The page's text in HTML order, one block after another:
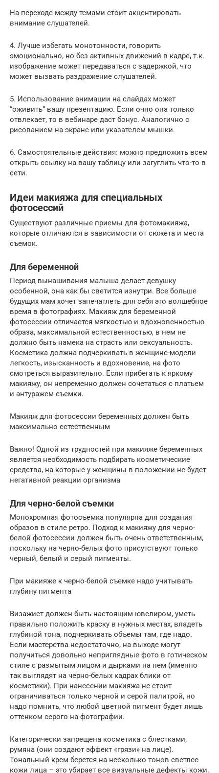
На переходе между темами стоит акцентировать
внимание слушателей.
4. Лучше избегать монотонности, говорить
эмоционально, но без активных движений в кадре, т.к.
изображение может передаваться с задержкой, что
может вызвать раздражение слушателей.
5. Использование анимации на слайдах может
“оживить” вашу презентацию. Если очно она только
отвлекает, то в вебинаре даст бонус. Аналогично с
рисованием на экране или указателем мышки.
6. Самостоятельные действия: можно предложить всем
открыть ссылку на вашу таблицу или загуглить что-то в
сети.
Идеи макияжа для специальных
фотосессий
Существуют различные приемы для фотомакияжа,
которые отличаются в зависимости от сюжета и места
съемок.
Для беременной
Период вынашивания малыша делает девушку
особенной, она как бы светится изнутри. Все больше
будущих мам хочет запечатлеть для себя это волшебное
время в фотографиях. Макияж для беременной
фотосессии отличается мягкостью и вдохновенностью
образа, максимальной естественностью, в нем не
должно быть намека на страсть или сексуальность.
Косметика должна подчеркивать в женщине-модели
легкость, изысканность и вдохновение, на фото
смотреться выразительно. Если прибегать к яркому
макияжу, он непременно должен сочетаться с платьем
и антуражем съемки.
Макияж для фотосессии беременных должен быть
максимально естественным
Важно! Одной из трудностей при макияже беременных
является необходимость подбирать косметические
средства, на которые у женщины в положении не будет
негативной реакции организма
Для черно-белой съемки
Монохромная фотосъемка популярна для создания
образов в стиле ретро. Подход к макияжу для черно-
белой фотосессии должен быть очень ответственным,
поскольку на черно-белых фото присутствуют только
черный, белый и серый пигменты.
При макияже к черно-белой съемке надо учитывать
глубину пигмента
Визажист должен быть настоящим ювелиром, уметь
правильно положить краску в нужных местах, владеть
глубиной тона, подчеркивать объемы там, где надо.
Если мастерства недостаточно, на выходе могут
получиться довольно неприглядные фото в готическом
стиле с размытым лицом и дырками на нем (именно
так выглядят на черно-белых кадрах блики от
косметики). При нанесении макияжа не стоит
ограничиваться только черной и серой палитрой, но
надо помнить, что любой цветной пигмент будет лишь
оттенком серого на фотографии.
Категорически запрещена косметика с блестками,
румяна (они создают эффект «грязи» на лице).
Тональный крем берется на несколько тонов светлее
кожи лица – это убирает все визуальные дефекты кожи.